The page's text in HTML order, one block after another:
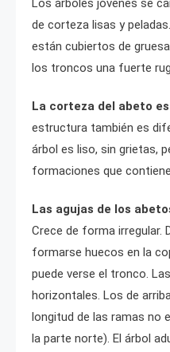
Los árboles jóvenes se
de corteza lisas y
están cubiertos de
los troncos una fuerte
La corteza del abeto
estructura también es
árbol es liso, sin grietas,
formaciones que
Las agujas de los
Crece de forma irregular.
formarse huecos en la
puede verse el tronco.
horizontales. Los de
longitud de las ramas no
la parte norte). El árbol